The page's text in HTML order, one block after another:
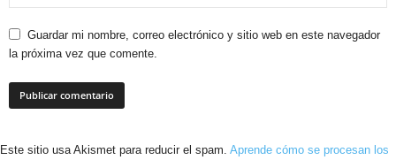
Guardar mi nombre, correo electrónico y sitio web en este navegador
la próxima vez que comente.
Este sitio usa Akismet para reducir el spam. Aprende cómo se procesan los